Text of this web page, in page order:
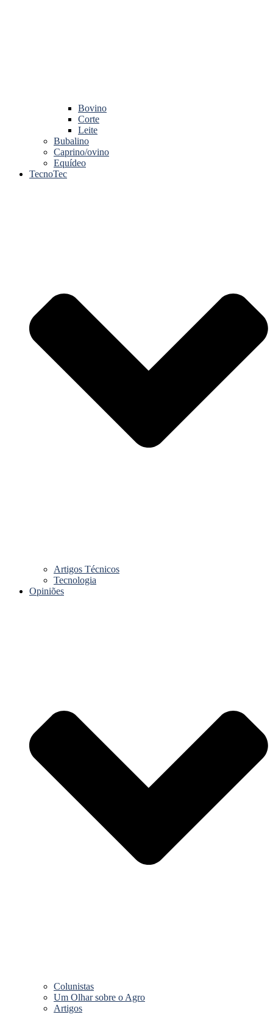
Bovino
Corte
Leite
Bubalino
Caprino/ovino
Equídeo
TecnoTec
Artigos Técnicos
Tecnologia
Opiniões
Colunistas
Um Olhar sobre o Agro
Artigos